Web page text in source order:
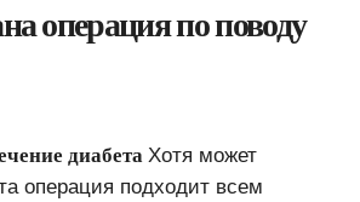
операция по поводу
диабетаХотя может
операция подходит всем